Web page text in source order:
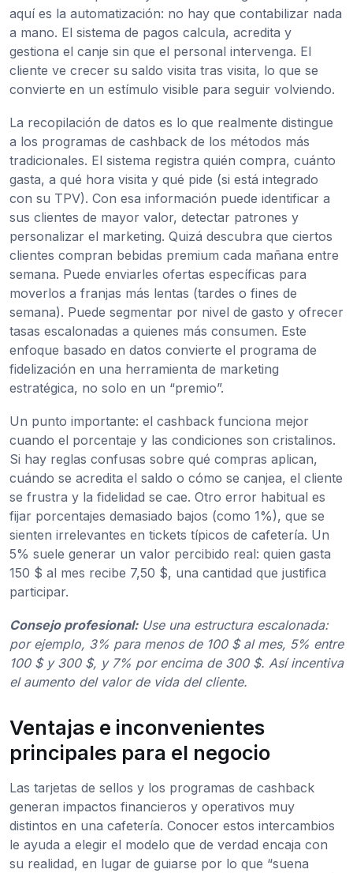
aquí es la automatización: no hay que contabilizar nada
a mano. El sistema de pagos calcula, acredita y
gestiona el canje sin que el personal intervenga. El
cliente ve crecer su saldo visita tras visita, lo que se
convierte en un estímulo visible para seguir volviendo.
La recopilación de datos es lo que realmente distingue
a los programas de cashback de los métodos más
tradicionales. El sistema registra quién compra, cuánto
gasta, a qué hora visita y qué pide (si está integrado
con su TPV). Con esa información puede identificar a
sus clientes de mayor valor, detectar patrones y
personalizar el marketing. Quizá descubra que ciertos
clientes compran bebidas premium cada mañana entre
semana. Puede enviarles ofertas específicas para
moverlos a franjas más lentas (tardes o fines de
semana). Puede segmentar por nivel de gasto y ofrecer
tasas escalonadas a quienes más consumen. Este
enfoque basado en datos convierte el programa de
fidelización en una herramienta de marketing
estratégica, no solo en un “premio”.
Un punto importante: el cashback funciona mejor
cuando el porcentaje y las condiciones son cristalinos.
Si hay reglas confusas sobre qué compras aplican,
cuándo se acredita el saldo o cómo se canjea, el cliente
se frustra y la fidelidad se cae. Otro error habitual es
fijar porcentajes demasiado bajos (como 1%), que se
sienten irrelevantes en tickets típicos de cafetería. Un
5% suele generar un valor percibido real: quien gasta
150 $ al mes recibe 7,50 $, una cantidad que justifica
participar.
Consejo profesional: Use una estructura escalonada:
por ejemplo, 3% para menos de 100 $ al mes, 5% entre
100 $ y 300 $, y 7% por encima de 300 $. Así incentiva
el aumento del valor de vida del cliente.
Ventajas e inconvenientes
principales para el negocio
Las tarjetas de sellos y los programas de cashback
generan impactos financieros y operativos muy
distintos en una cafetería. Conocer estos intercambios
le ayuda a elegir el modelo que de verdad encaja con
su realidad, en lugar de guiarse por lo que “suena